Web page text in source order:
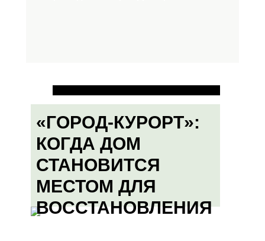
«ГОРОД-КУРОРТ»:
КОГДА ДОМ
СТАНОВИТСЯ
МЕСТОМ ДЛЯ
ВОССТАНОВЛЕНИЯ